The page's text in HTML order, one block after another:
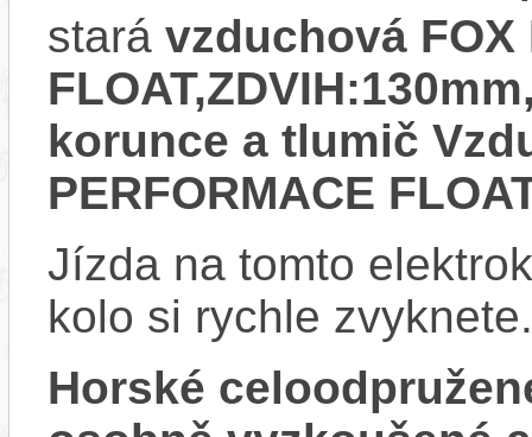
stará vzduchová FOX
korunce a tlumič
PERFORMACE
Jízda na tomto
kolo si rychle zvyknete.
Horské